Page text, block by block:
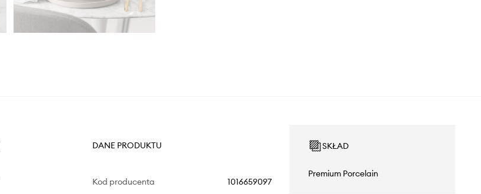
DANE PRODUKTU
Kod producenta 1016659097
SKŁAD
Premium Porcelain